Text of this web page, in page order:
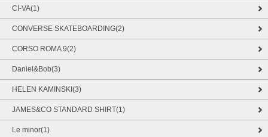
CI-VA(1)
CONVERSE SKATEBOARDING(2)
CORSO ROMA 9(2)
Daniel&Bob(3)
HELEN KAMINSKI(3)
JAMES&CO STANDARD SHIRT(1)
Le minor(1)